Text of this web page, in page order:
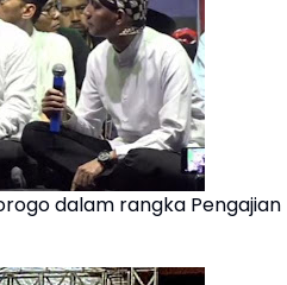
dalam rangka Pengajian